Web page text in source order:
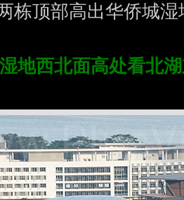
栋顶部高出华侨城
地西北面高处看北